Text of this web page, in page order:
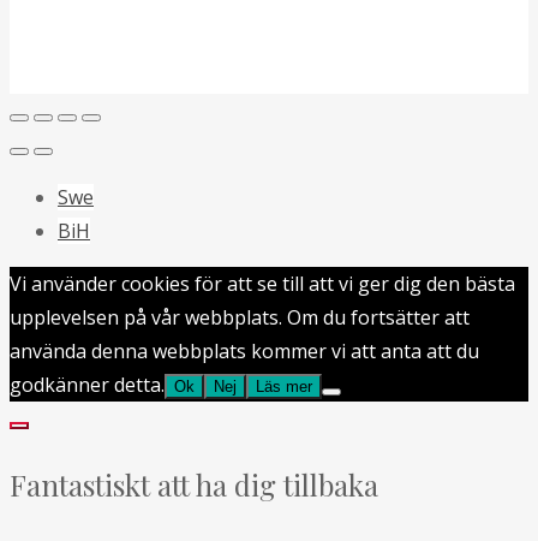
Swe
BiH
Vi använder cookies för att se till att vi ger dig den bästa
upplevelsen på vår webbplats. Om du fortsätter att
använda denna webbplats kommer vi att anta att du
godkänner detta. Ok Nej Läs mer
Fantastiskt att ha dig tillbaka